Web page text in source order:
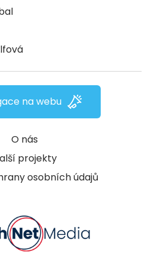
O nás
projekty
osobních údajů
na webu